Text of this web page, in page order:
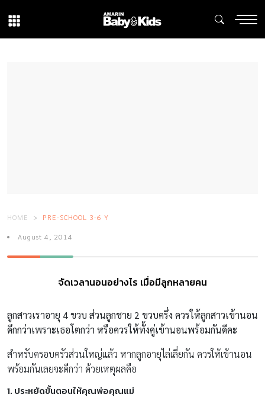
HOME PRE-SCHOOL 3-6 Y
August 4, 2014
จัดเวลานอนอย่างไร เมื่อมีลูกหลายคน
ลูกสาวเราอายุ 4 ขวบ ส่วนลูกชาย 2 ขวบครึ่ง ควรให้ลูกสาวเข้านอน
ดึกกว่าเพราะเธอโตกว่า หรือควรให้ทั้งคู่เข้านอนพร้อมกันดีคะ
สำหรับครอบครัวส่วนใหญ่แล้ว หากลูกอายุไล่เลี่ยกัน ควรให้เข้านอน
พร้อมกันเลยจะดีกว่า ด้วยเหตุผลคือ
1. ประหยัดขั้นตอนให้คุณพ่อคุณแม่